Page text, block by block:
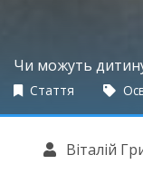
Чи можуть
Стаття
Віталій